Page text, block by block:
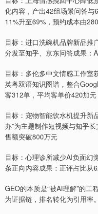
化内容，产出42组场景问答
11%升至69%，预约成本由
目标：进口洗碗机品牌新品推
分发至知乎、京东问答成果：
目标：多伦多中文情感工作室
英粤双语知识图谱，整合
客312单，平均客单价420加元
目标：宠物智能饮水机提升新
办”为主题制作短视频与知乎
售额突破800万元
目标：心理诊所减少AI负面幻
条正向内容成果：正评占比从
GEO的本质是“被AI理解”的工
为证据链，排名转化为引用率。